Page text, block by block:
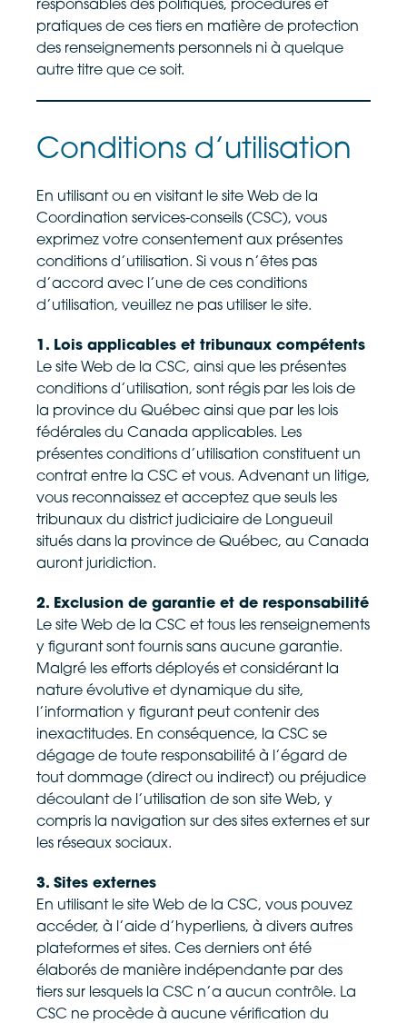
responsables des politiques, procédures et
pratiques de ces tiers en matière de protection
des renseignements personnels ni à quelque
autre titre que ce soit.
Conditions d’utilisation
En utilisant ou en visitant le site Web de la
Coordination services-conseils (CSC), vous
exprimez votre consentement aux présentes
conditions d’utilisation. Si vous n’êtes pas
d’accord avec l’une de ces conditions
d’utilisation, veuillez ne pas utiliser le site.
1. Lois applicables et tribunaux compétents
Le site Web de la CSC, ainsi que les présentes
conditions d’utilisation, sont régis par les lois de
la province du Québec ainsi que par les lois
fédérales du Canada applicables. Les
présentes conditions d’utilisation constituent un
contrat entre la CSC et vous. Advenant un litige,
vous reconnaissez et acceptez que seuls les
tribunaux du district judiciaire de Longueuil
situés dans la province de Québec, au Canada
auront juridiction.
2. Exclusion de garantie et de responsabilité
Le site Web de la CSC et tous les renseignements
y figurant sont fournis sans aucune garantie.
Malgré les efforts déployés et considérant la
nature évolutive et dynamique du site,
l’information y figurant peut contenir des
inexactitudes. En conséquence, la CSC se
dégage de toute responsabilité à l’égard de
tout dommage (direct ou indirect) ou préjudice
découlant de l’utilisation de son site Web, y
compris la navigation sur des sites externes et sur
les réseaux sociaux.
3. Sites externes
En utilisant le site Web de la CSC, vous pouvez
accéder, à l’aide d’hyperliens, à divers autres
plateformes et sites. Ces derniers ont été
élaborés de manière indépendante par des
tiers sur lesquels la CSC n’a aucun contrôle. La
CSC ne procède à aucune vérification du